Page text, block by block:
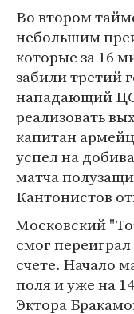
Во втором
небольшим
которые за 16
забили третий
нападающий
реализовать
капитан
успел на
матча
Кантонистов
Московский
смог
счете. Начало
поля и уже на
Эктора